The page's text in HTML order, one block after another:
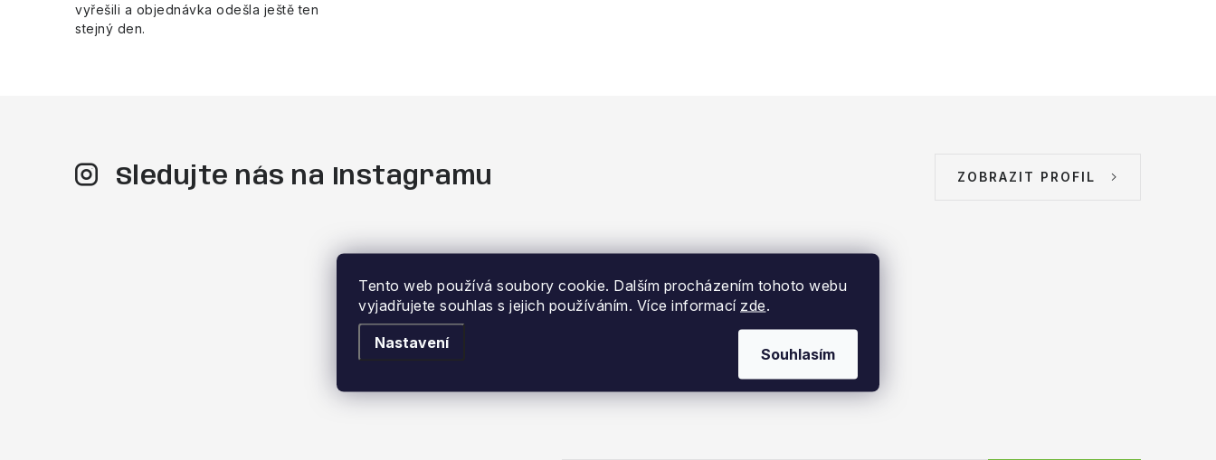
Tento web používá soubory cookie. Dalším procházením tohoto webu
vyjadřujete souhlas s jejich používáním. Více informací zde.
Nastavení
Souhlasím
vyřešili a objednávka odešla ještě ten
stejný den.
Sledujte nás na Instagramu ZOBRAZIT PROFIL